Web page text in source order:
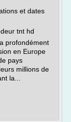
et dates
tnt hd
profondément
en Europe
pays
millions de
la...